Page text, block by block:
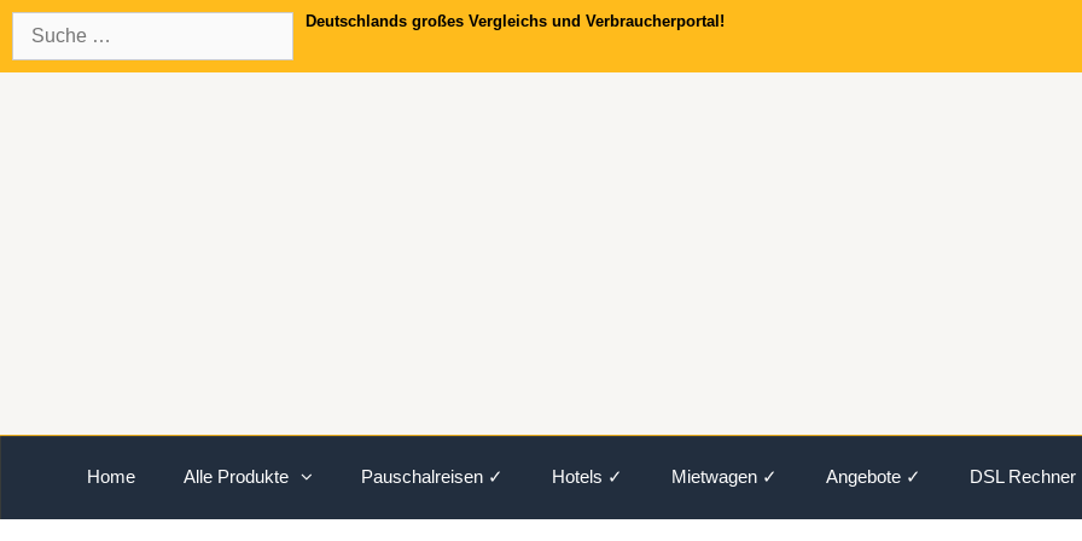
Springe
zum
Inhalt
nach:
Deutschlands großes Vergleichs und Verbraucherportal!
Home Alle Produkte Pauschalreisen ✓ Hotels ✓ Mietwagen ✓ Angebote ✓ DSL Rechner